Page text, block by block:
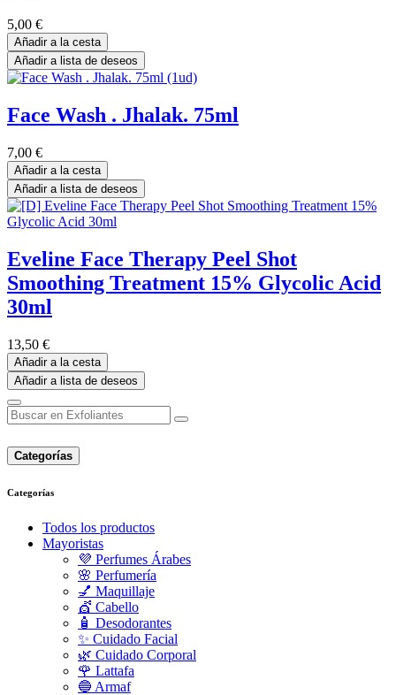
5,00 €
Añadir a la cesta
Añadir a lista de deseos
Face Wash . Jhalak. 75ml
7,00 €
Añadir a la cesta
Añadir a lista de deseos
Eveline Face Therapy Peel Shot
Smoothing Treatment 15% Glycolic Acid
30ml
13,50 €
Añadir a la cesta
Añadir a lista de deseos
Categorías
Categorías
Todos los productos
Mayoristas
💜 Perfumes Árabes
🌸 Perfumería
💅 Maquillaje
💇 Cabello
🧴 Desodorantes
✨ Cuidado Facial
🌿 Cuidado Corporal
🌹 Lattafa
🔵 Armaf